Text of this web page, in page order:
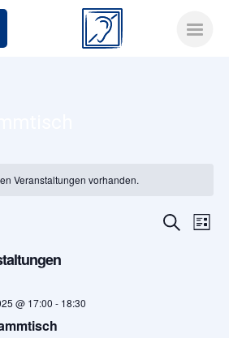
Veranstaltungen vorhanden.
Suche
Liste
@ 17:00 - 18:30